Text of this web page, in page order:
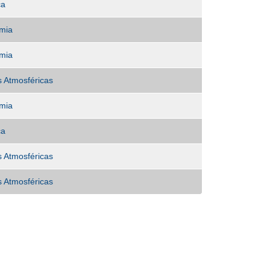
Atmosféricas
Atmosféricas
Atmosféricas